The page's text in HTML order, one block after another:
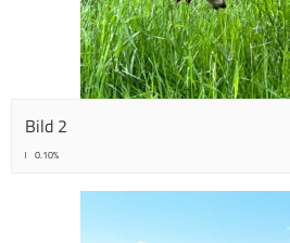
Bild 2
0.10%